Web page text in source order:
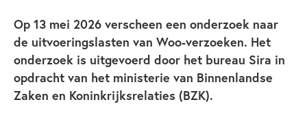
Op 13 mei 2026 verscheen een onderzoek naar
de uitvoeringslasten van Woo-verzoeken. Het
onderzoek is uitgevoerd door het bureau Sira in
opdracht van het ministerie van Binnenlandse
Zaken en Koninkrijksrelaties (BZK).